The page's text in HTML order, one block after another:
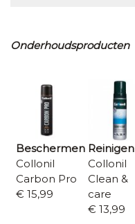
Onderhoudsproducten
Beschermen
Collonil
Carbon Pro
€ 15,99
Reinigen
Collonil
Clean &
care
€ 13,99